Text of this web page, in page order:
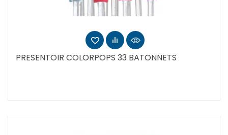
PRESENTOIR COLORPOPS 33 BATONNETS